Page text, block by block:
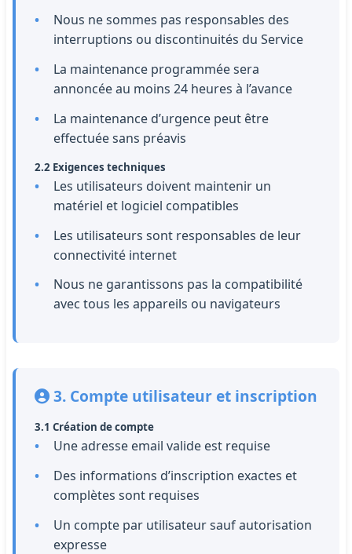
Nous ne sommes pas responsables des
interruptions ou discontinuités du Service
La maintenance programmée sera
annoncée au moins 24 heures à l’avance
La maintenance d’urgence peut être
effectuée sans préavis
2.2 Exigences techniques
Les utilisateurs doivent maintenir un
matériel et logiciel compatibles
Les utilisateurs sont responsables de leur
connectivité internet
Nous ne garantissons pas la compatibilité
avec tous les appareils ou navigateurs
3. Compte utilisateur et inscription
3.1 Création de compte
Une adresse email valide est requise
Des informations d’inscription exactes et
complètes sont requises
Un compte par utilisateur sauf autorisation
expresse